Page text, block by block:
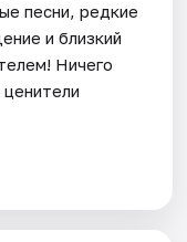
песни, редкие
и близкий
Ничего